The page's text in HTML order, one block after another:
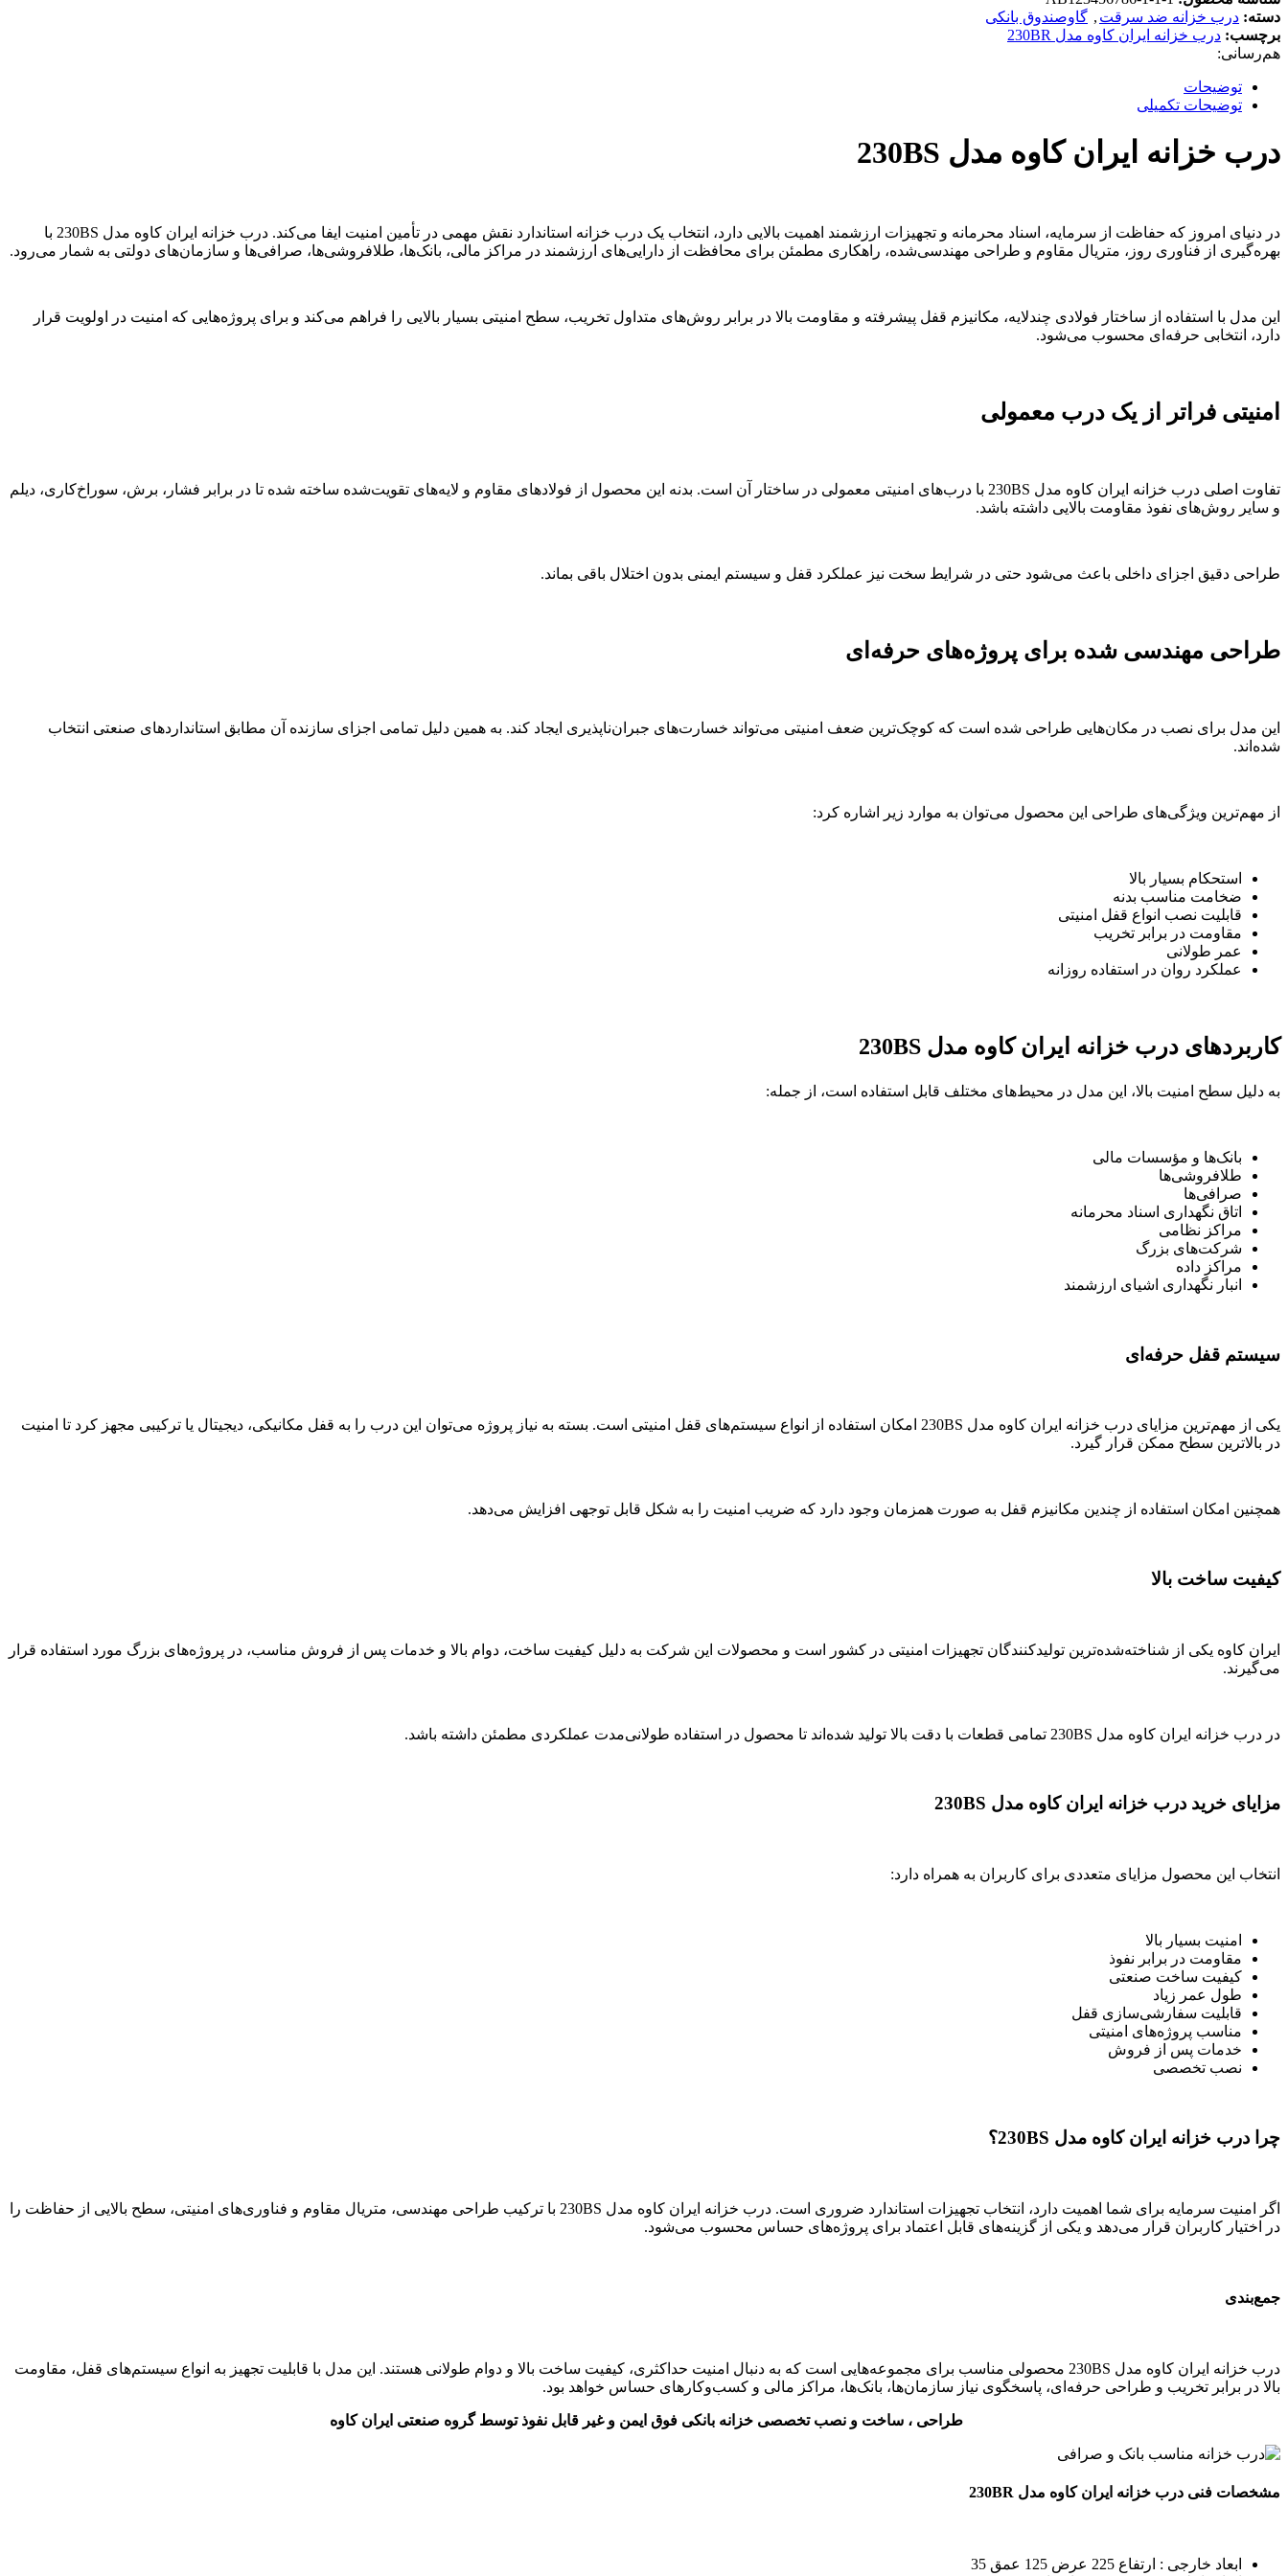
دسته: درب خزانه ضد سرقت , گاوصندوق بانکی
برچسب: درب خزانه ایران کاوه مدل 230BR
هم‌رسانی:
توضیحات
توضیحات تکمیلی
درب خزانه ایران کاوه مدل 230BS
در دنیای امروز که حفاظت از سرمایه، اسناد محرمانه و تجهیزات ارزشمند اهمیت بالایی دارد، انتخاب یک درب خزانه استاندارد نقش مهمی در تأمین امنیت ایفا می‌کند. درب خزانه ایران کاوه مدل 230BS با
بهره‌گیری از فناوری روز، متریال مقاوم و طراحی مهندسی‌شده، راهکاری مطمئن برای محافظت از دارایی‌های ارزشمند در مراکز مالی، بانک‌ها، طلافروشی‌ها، صرافی‌ها و سازمان‌های دولتی به شمار می‌رود.
این مدل با استفاده از ساختار فولادی چندلایه، مکانیزم قفل پیشرفته و مقاومت بالا در برابر روش‌های متداول تخریب، سطح امنیتی بسیار بالایی را فراهم می‌کند و برای پروژه‌هایی که امنیت در اولویت قرار
دارد، انتخابی حرفه‌ای محسوب می‌شود.
امنیتی فراتر از یک درب معمولی
تفاوت اصلی درب خزانه ایران کاوه مدل 230BS با درب‌های امنیتی معمولی در ساختار آن است. بدنه این محصول از فولادهای مقاوم و لایه‌های تقویت‌شده ساخته شده تا در برابر فشار، برش، سوراخ‌کاری، دیلم
و سایر روش‌های نفوذ مقاومت بالایی داشته باشد.
طراحی دقیق اجزای داخلی باعث می‌شود حتی در شرایط سخت نیز عملکرد قفل و سیستم ایمنی بدون اختلال باقی بماند.
طراحی مهندسی شده برای پروژه‌های حرفه‌ای
این مدل برای نصب در مکان‌هایی طراحی شده است که کوچک‌ترین ضعف امنیتی می‌تواند خسارت‌های جبران‌ناپذیری ایجاد کند. به همین دلیل تمامی اجزای سازنده آن مطابق استانداردهای صنعتی انتخاب
شده‌اند.
از مهم‌ترین ویژگی‌های طراحی این محصول می‌توان به موارد زیر اشاره کرد:
استحکام بسیار بالا
ضخامت مناسب بدنه
قابلیت نصب انواع قفل امنیتی
مقاومت در برابر تخریب
عمر طولانی
عملکرد روان در استفاده روزانه
کاربردهای درب خزانه ایران کاوه مدل 230BS
به دلیل سطح امنیت بالا، این مدل در محیط‌های مختلف قابل استفاده است، از جمله:
بانک‌ها و مؤسسات مالی
طلافروشی‌ها
صرافی‌ها
اتاق نگهداری اسناد محرمانه
مراکز نظامی
شرکت‌های بزرگ
مراکز داده
انبار نگهداری اشیای ارزشمند
سیستم قفل حرفه‌ای
یکی از مهم‌ترین مزایای درب خزانه ایران کاوه مدل 230BS امکان استفاده از انواع سیستم‌های قفل امنیتی است. بسته به نیاز پروژه می‌توان این درب را به قفل مکانیکی، دیجیتال یا ترکیبی مجهز کرد تا امنیت
در بالاترین سطح ممکن قرار گیرد.
همچنین امکان استفاده از چندین مکانیزم قفل به صورت همزمان وجود دارد که ضریب امنیت را به شکل قابل توجهی افزایش می‌دهد.
کیفیت ساخت بالا
ایران کاوه یکی از شناخته‌شده‌ترین تولیدکنندگان تجهیزات امنیتی در کشور است و محصولات این شرکت به دلیل کیفیت ساخت، دوام بالا و خدمات پس از فروش مناسب، در پروژه‌های بزرگ مورد استفاده قرار
می‌گیرند.
در درب خزانه ایران کاوه مدل 230BS تمامی قطعات با دقت بالا تولید شده‌اند تا محصول در استفاده طولانی‌مدت عملکردی مطمئن داشته باشد.
مزایای خرید درب خزانه ایران کاوه مدل 230BS
انتخاب این محصول مزایای متعددی برای کاربران به همراه دارد:
امنیت بسیار بالا
مقاومت در برابر نفوذ
کیفیت ساخت صنعتی
طول عمر زیاد
قابلیت سفارشی‌سازی قفل
مناسب پروژه‌های امنیتی
خدمات پس از فروش
نصب تخصصی
چرا درب خزانه ایران کاوه مدل 230BS؟
اگر امنیت سرمایه برای شما اهمیت دارد، انتخاب تجهیزات استاندارد ضروری است. درب خزانه ایران کاوه مدل 230BS با ترکیب طراحی مهندسی، متریال مقاوم و فناوری‌های امنیتی، سطح بالایی از حفاظت را
در اختیار کاربران قرار می‌دهد و یکی از گزینه‌های قابل اعتماد برای پروژه‌های حساس محسوب می‌شود.
جمع‌بندی
درب خزانه ایران کاوه مدل 230BS محصولی مناسب برای مجموعه‌هایی است که به دنبال امنیت حداکثری، کیفیت ساخت بالا و دوام طولانی هستند. این مدل با قابلیت تجهیز به انواع سیستم‌های قفل، مقاومت
بالا در برابر تخریب و طراحی حرفه‌ای، پاسخگوی نیاز سازمان‌ها، بانک‌ها، مراکز مالی و کسب‌وکارهای حساس خواهد بود.
طراحی ، ساخت و نصب تخصصی خزانه بانکی فوق ایمن و غیر قابل نفوذ توسط گروه صنعتی ایران کاوه
مشخصات فنی درب خزانه ایران کاوه مدل 230BR
ابعاد خارجی : ارتفاع 225 عرض 125 عمق 35